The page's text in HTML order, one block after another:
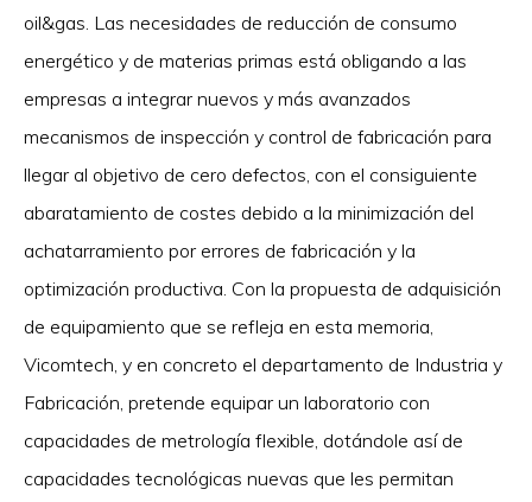
oil&gas. Las necesidades de reducción de consumo
energético y de materias primas está obligando a las
empresas a integrar nuevos y más avanzados
mecanismos de inspección y control de fabricación para
llegar al objetivo de cero defectos, con el consiguiente
abaratamiento de costes debido a la minimización del
achatarramiento por errores de fabricación y la
optimización productiva. Con la propuesta de adquisición
de equipamiento que se refleja en esta memoria,
Vicomtech, y en concreto el departamento de Industria y
Fabricación, pretende equipar un laboratorio con
capacidades de metrología flexible, dotándole así de
capacidades tecnológicas nuevas que les permitan